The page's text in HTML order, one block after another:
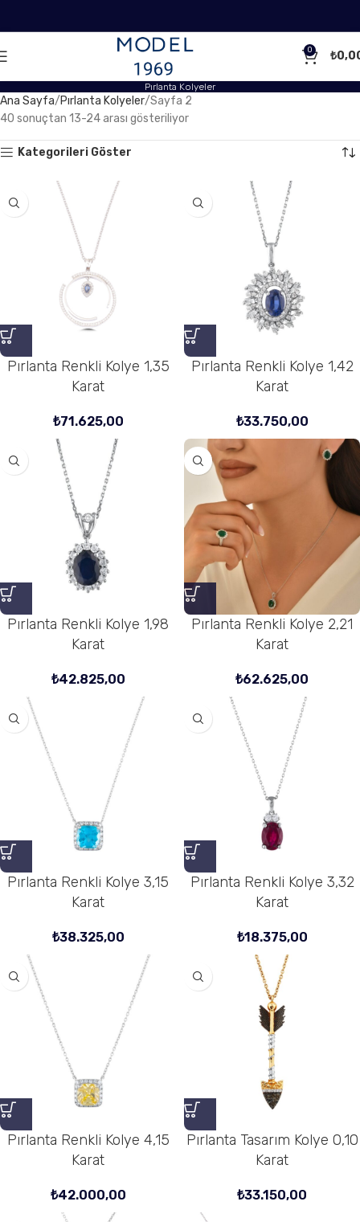
0 ₺
Pırlanta Kolyeler
Ana Sayfa Pırlanta Kolyeler Sayfa 2
40 sonuçtan 13-24 arası gösteriliyor
Kategorileri Göster
Pırlanta Renkli Kolye 1,35
Karat
₺71.625,00
Pırlanta Renkli Kolye 1,42
Karat
₺33.750,00
Pırlanta Renkli Kolye 1,98
Karat
₺42.825,00
Pırlanta Renkli Kolye 2,21
Karat
₺62.625,00
Pırlanta Renkli Kolye 3,15
Karat
₺38.325,00
Pırlanta Renkli Kolye 3,32
Karat
₺18.375,00
Pırlanta Renkli Kolye 4,15
Karat
₺42.000,00
Pırlanta Tasarım Kolye 0,10
Karat
₺33.150,00